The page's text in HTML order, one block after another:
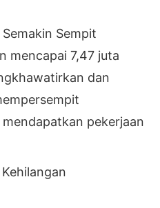
Sempit
mencapai 7,47 juta
dan
pekerjaan